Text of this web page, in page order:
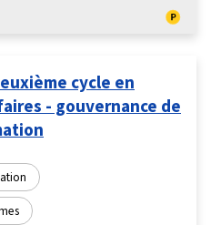
cycle en
- gouvernance de